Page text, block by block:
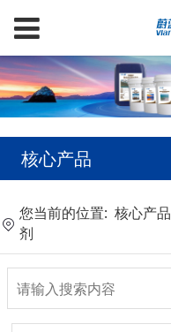
核心产品
您当前的位置: 核心产品
剂